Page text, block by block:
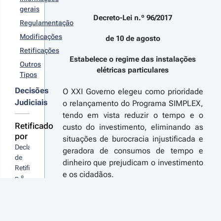
n.º
1.ª série,
10 de
de
Série
o
Lei n.º
2017, de
agosto,
o
das
no
da
1.ª
n.º 154,
detalhes
08-
gerais
Regulamentação
Modificações
Retificações
Outros
Tipos
Decisões
Judiciais
Retificado
por
Declaração
de
Retificação
n.º
Decreto-Lei n.º 96/2017
de 10 de agosto
Estabelece o regime das instalações
elétricas particulares
O XXI Governo elegeu como prioridade
o relançamento do Programa SIMPLEX,
tendo em vista reduzir o tempo e o
custo do investimento, eliminando as
situações de burocracia injustificada e
geradora de consumos de tempo e
dinheiro que prejudicam o investimento
e os cidadãos.